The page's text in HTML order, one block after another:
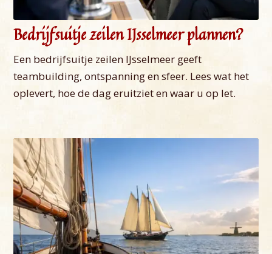
Bedrijfsuitje zeilen IJsselmeer plannen?
Een bedrijfsuitje zeilen IJsselmeer geeft
teambuilding, ontspanning en sfeer. Lees wat het
oplevert, hoe de dag eruitziet en waar u op let.